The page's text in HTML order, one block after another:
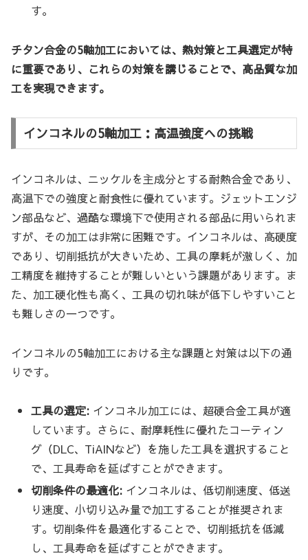
す。
チタン合金の5軸加工においては、熱対策と工具選定が特
に重要であり、これらの対策を講じることで、高品質な加
工を実現できます。
インコネルの5軸加工：高温強度への挑戦
インコネルは、ニッケルを主成分とする耐熱合金であり、
高温下での強度と耐食性に優れています。ジェットエンジ
ン部品など、過酷な環境下で使用される部品に用いられま
すが、その加工は非常に困難です。インコネルは、高硬度
であり、切削抵抗が大きいため、工具の摩耗が激しく、加
工精度を維持することが難しいという課題があります。ま
た、加工硬化性も高く、工具の切れ味が低下しやすいこと
も難しさの一つです。
インコネルの5軸加工における主な課題と対策は以下の通
りです。
工具の選定: インコネル加工には、超硬合金工具が適
しています。さらに、耐摩耗性に優れたコーティン
グ（DLC、TiAlNなど）を施した工具を選択すること
で、工具寿命を延ばすことができます。
切削条件の最適化: インコネルは、低切削速度、低送
り速度、小切り込み量で加工することが推奨されま
す。切削条件を最適化することで、切削抵抗を低減
し、工具寿命を延ばすことができます。